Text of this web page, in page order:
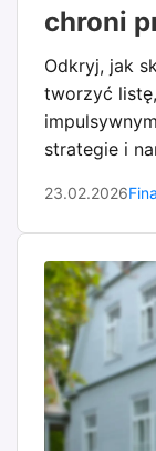
chroni
Odkryj, jak
tworzyć
strategie i
23.02.2026